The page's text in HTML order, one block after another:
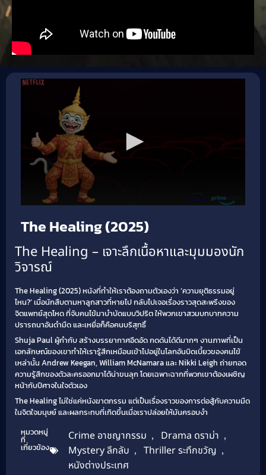
The Healing (2025)
The Healing – เจาะลึกเนื้อหาและมุมมองนัก
วิจารณ์
The Healing (2025) หนังที่ทำให้เราต้องถามตัวเองว่า ‘ความยุติธรรมอยู่
ไหน?’ เมื่อนักสืบตามหาลูกสาวที่หายไป กลับไปเจอเรื่องราวสุดสะพรึงของ
จิตแพทย์สุดโหด ที่จับคนไข้มาบำบัดแบบวิปริต ให้พวกเขาสวมบทบาทความ
ปรารถนาอันดำมืด และเหยื่อก็คือคนบริสุทธิ์
Shuja Paul ผู้กำกับ สร้างบรรยากาศอึดอัด กดดันได้ดีมากๆ งานภาพที่เป็น
เอกลักษณ์ของเขาทำให้เรารู้สึกเหมือนเข้าไปอยู่ในโลกอันบิดเบี้ยวของคนไข้
เหล่านั้น Andrew Keegan, William McNamara และ Nikki Leigh ถ่ายทอด
ความรู้สึกของตัวละครออกมาได้น่าขนลุก โดยเฉพาะฉากที่พวกเขาต้องเผชิญ
หน้ากับปีศาจในใจตัวเอง
The Healing ไม่ใช่แค่หนังฆาตกรรม แต่เป็นเรื่องราวของการต่อสู้กับความมืด
ในจิตใจมนุษย์ และผลกระทบที่เกิดขึ้นเมื่อเราปล่อยให้มันครอบงำ
หมวดหมู่
ที่
เกี่ยวข้อง
Crime อาชญากรรม , Drama ดราม่า ,
Mystery ลึกลับ , Thriller ระทึกขวัญ ,
หนังต่างประเทศ